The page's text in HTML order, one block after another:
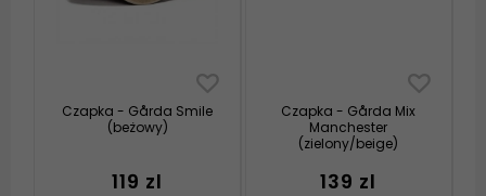
Czapka - Gårda Smile
(beżowy)
119 zl
Czapka - Gårda Mix
Manchester
(zielony/beige)
139 zl